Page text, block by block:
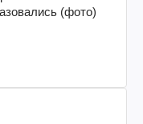
(фото)